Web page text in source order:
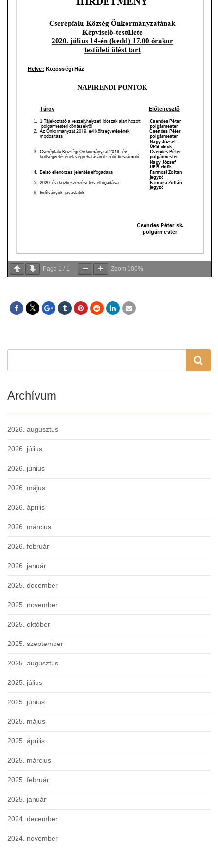
Page 1 / 1 Zoom 100%
Archívum
2026. augusztus
2026. július
2026. június
2026. május
2026. április
2026. március
2026. február
2026. január
2025. december
2025. november
2025. október
2025. szeptember
2025. augusztus
2025. július
2025. június
2025. május
2025. április
2025. március
2025. február
2025. január
2024. december
2024. november